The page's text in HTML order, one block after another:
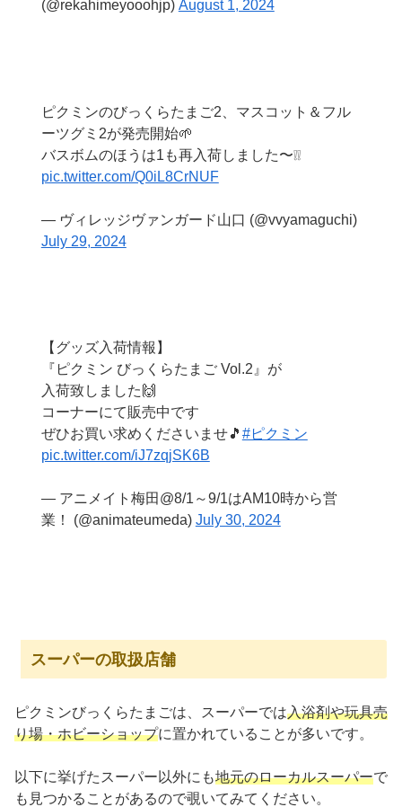
(@rekahimeyooohjp) August 1, 2024
ピクミンのびっくらたまご2、マスコット＆フル
ーツグミ2が発売開始🌱
バスボムのほうは1も再入荷しました〜❕❕
pic.twitter.com/Q0iL8CrNUF
— ヴィレッジヴァンガード山口 (@vvyamaguchi)
July 29, 2024
【グッズ入荷情報】
『ピクミン びっくらたまご Vol.2』が
入荷致しました🙌
コーナーにて販売中です
ぜひお買い求めくださいませ🎵 #ピクミン
pic.twitter.com/iJ7zqjSK6B
— アニメイト梅田@8/1～9/1はAM10時から営
業！ (@animateumeda) July 30, 2024
スーパーの取扱店舗
ピクミンびっくらたまごは、スーパーでは入浴剤や玩具売
り場・ホビーショップに置かれていることが多いです。
以下に挙げたスーパー以外にも地元のローカルスーパーで
も見つかることがあるので覗いてみてください。